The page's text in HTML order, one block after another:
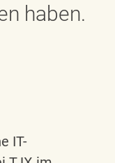
haben.
IT-